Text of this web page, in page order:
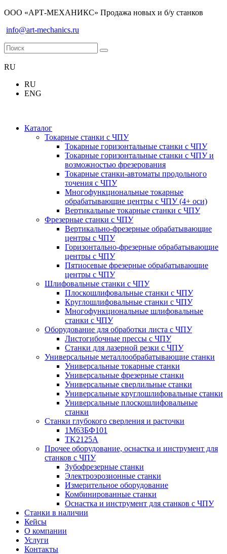
ООО «АРТ-МЕХАНИКС» Продажа новых и б/у станков
info@art-mechanics.ru
RU
RU
ENG
Каталог
Токарные станки с ЧПУ
Токарные горизонтальные станки с ЧПУ
Токарные горизонтальные станки с ЧПУ и
возможностью фрезерования
Токарные станки-автоматы продольного
точения с ЧПУ
Многофункциональные токарные
обрабатывающие центры с ЧПУ (4+ оси)
Вертикальные токарные станки с ЧПУ
Фрезерные станки с ЧПУ
Вертикально-фрезерные обрабатывающие
центры с ЧПУ
Горизонтально-фрезерные обрабатывающие
центры с ЧПУ
Пятиосевые фрезерные обрабатывающие
центры с ЧПУ
Шлифовальные станки с ЧПУ
Плоскошлифовальные станки с ЧПУ
Круглошлифовальные станки с ЧПУ
Многофункциональные шлифовальные
станки с ЧПУ
Оборудование для обработки листа с ЧПУ
Листогибочные прессы с ЧПУ
Станки для лазерной резки с ЧПУ
Универсальные металлообрабатывающие станки
Универсальные токарные станки
Универсальные фрезерные станки
Универсальные сверлильные станки
Универсальные круглошлифовальные станки
Универсальные плоскошлифовальные
станки
Станки глубокого сверления и расточки
1М63БФ101
TK2125A
Прочее оборудование, оснастка и инструмент для
станков с ЧПУ
Зубофрезерные станки
Электроэрозионные станки
Измерительное оборудование
Комбинированные станки
Оснастка и инструмент для станков с ЧПУ
Станки в наличии
Кейсы
О компании
Услуги
Контакты